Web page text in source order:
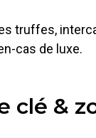
truffes,
cas de luxe.
clé &